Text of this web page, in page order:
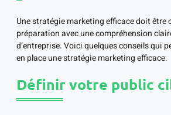
Une stratégie marketing efficace doit être
préparation avec une compréhension
d’entreprise. Voici quelques conseils qui
en place une stratégie marketing efficace.
Définir votre public